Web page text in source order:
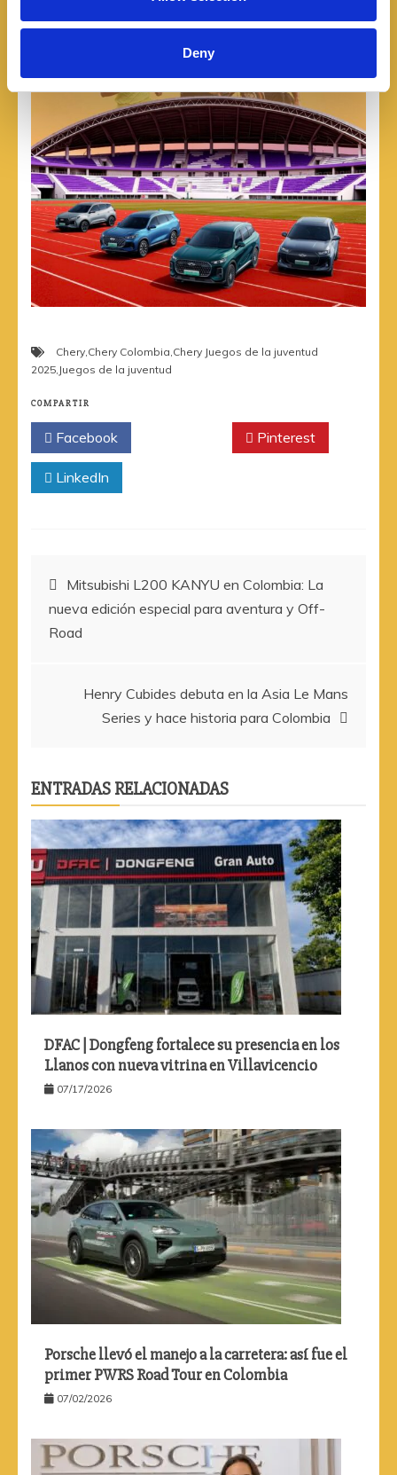
Deny
Chery,Chery Colombia,Chery Juegos de la juventud
2025, Juegos de la juventud
COMPARTIR
Facebook Pinterest
LinkedIn
Navegación
de
Mitsubishi L200 KANYU en Colombia: La
nueva edición especial para aventura y Off-
Road
Henry Cubides debuta en la Asia Le Mans
Series y hace historia para Colombia
ENTRADAS RELACIONADAS
DFAC | Dongfeng fortalece su presencia en los
Llanos con nueva vitrina en Villavicencio
07/17/2026
Porsche llevó el manejo a la carretera: así fue el
primer PWRS Road Tour en Colombia
07/02/2026